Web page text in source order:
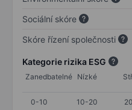
Sociální skóre
Skóre řízení společnosti
Kategorie rizika ESG
Zanedbatelné Nízké
0-10
10-20